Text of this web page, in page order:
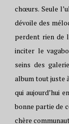
chœurs. Seule
dévoile des
perdent rien de
inciter le
seins des
album tout juste
qui aujourd’hui
bonne partie de
chère